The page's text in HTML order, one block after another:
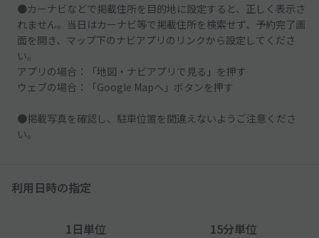
●カーナビなどで掲載住所を目的地に設定すると、正しく表示さ
れません。当日はカーナビ等で掲載住所を検索せず、予約完了画
面を開き、マップ下のナビアプリのリンクから設定してくださ
い。
アプリの場合：「地図・ナビアプリで見る」を押す
ウェブの場合：「Google Mapへ」ボタンを押す
●掲載写真を確認し、駐車位置を間違えないようご注意くださ
い。
利用日時の指定
1日単位 15分単位